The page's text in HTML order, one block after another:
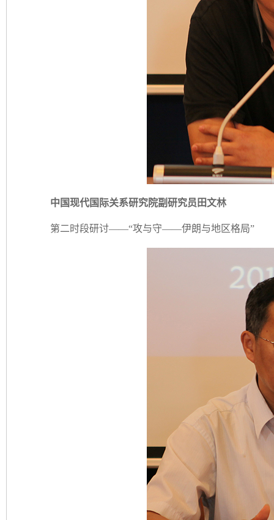
中国现代国际关系研究院副研究员田文林
第二时段研讨——“攻与守——伊朗与地区格局”